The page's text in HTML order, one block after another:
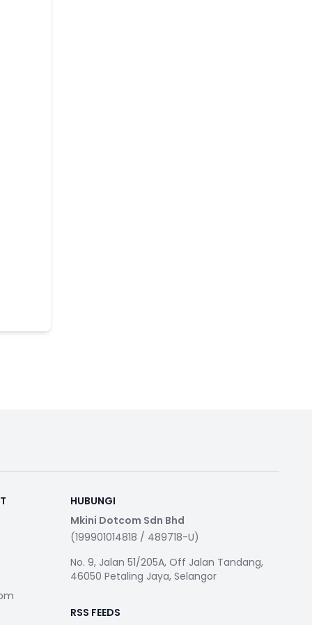
HUBUNGI
Mkini Dotcom Sdn Bhd
(199901014818 / 489718-U)
No. 9, Jalan 51/205A, Off Jalan Tandang,
46050 Petaling Jaya, Selangor
RSS FEEDS